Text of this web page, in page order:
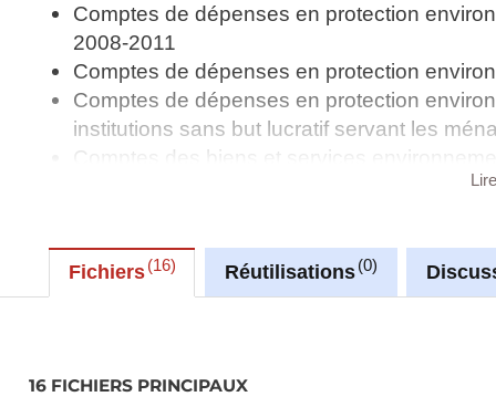
Comptes de dépenses en protection
2008-2011
Comptes de dépenses en protection
Comptes de dépenses en protection
institutions sans but lucratif servant les
Comptes des biens et services
Comptes des flux de matières (en 1 000
Comptes des émissions de polluants
Dépenses nationales en protection
Production nationale de services en
Fichiers 16 Réutilisations 0
16 FICHIERS PRINCIPAUX